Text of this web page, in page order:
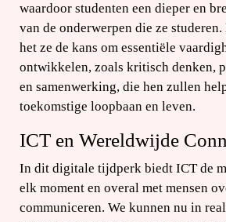
waardoor studenten een dieper en
van de onderwerpen die ze
het ze de kans om essentiële
ontwikkelen, zoals kritisch denken,
en samenwerking, die hen zullen
toekomstige loopbaan en leven.
ICT en Wereldwijde
In dit digitale tijdperk biedt ICT de
elk moment en overal met mensen
communiceren. We kunnen nu in